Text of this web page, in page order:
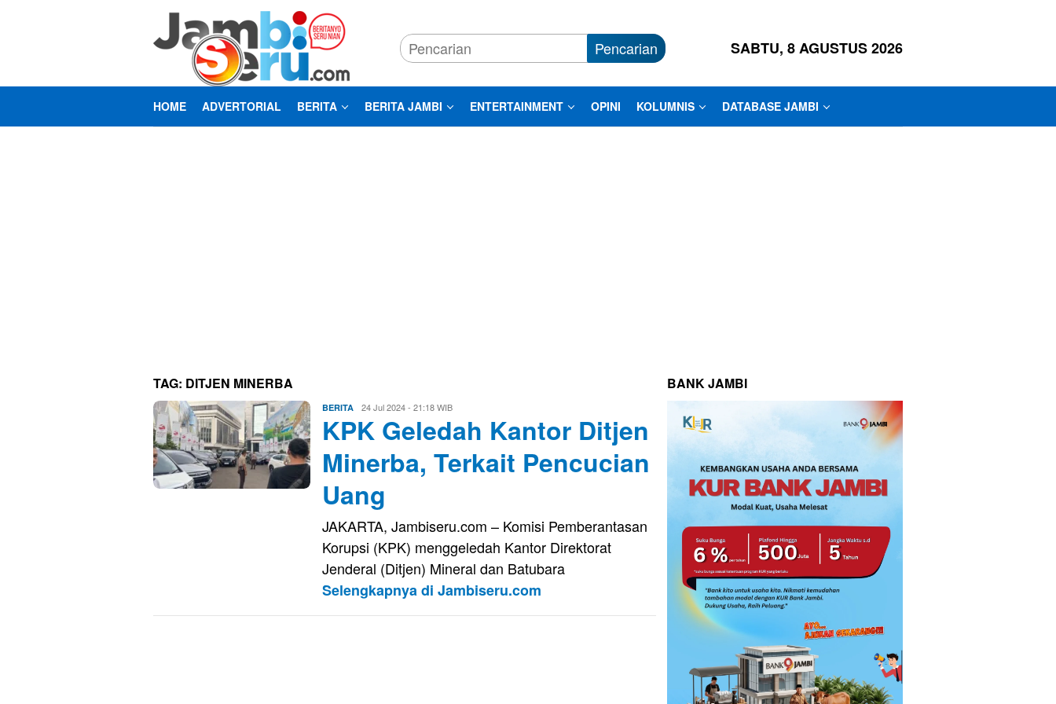
Pencarian SABTU, 8 AGUSTUS 2026
HOME ADVERTORIAL BERITA BERITA JAMBI ENTERTAINMENT OPINI KOLUMNIS DATABASE JAMBI
TAG: DITJEN MINERBA
BERITA Evo
Kusnady
24 Jul 2024 - 21:18 WIB
KPK Geledah Kantor Ditjen
Minerba, Terkait Pencucian
Uang
JAKARTA, Jambiseru.com – Komisi Pemberantasan
Korupsi (KPK) menggeledah Kantor Direktorat
Jenderal (Ditjen) Mineral dan Batubara
Selengkapnya di Jambiseru.com
BANK JAMBI